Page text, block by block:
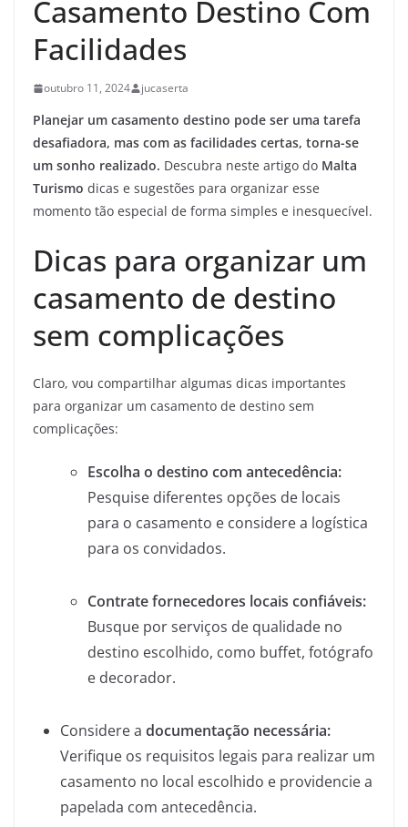
Casamento Destino Com
Facilidades
outubro 11, 2024 jucaserta
Planejar um casamento destino pode ser uma tarefa
desafiadora, mas com as facilidades certas, torna-se
um sonho realizado. Descubra neste artigo do Malta
Turismo dicas e sugestões para organizar esse
momento tão especial de forma simples e inesquecível.
Dicas para organizar um
casamento de destino
sem complicações
Claro, vou compartilhar algumas dicas importantes
para organizar um casamento de destino sem
complicações:
Escolha o destino com antecedência:
Pesquise diferentes opções de locais
para o casamento e considere a logística
para os convidados.
Contrate fornecedores locais confiáveis:
Busque por serviços de qualidade no
destino escolhido, como buffet, fotógrafo
e decorador.
Considere a documentação necessária:
Verifique os requisitos legais para realizar um
casamento no local escolhido e providencie a
papelada com antecedência.